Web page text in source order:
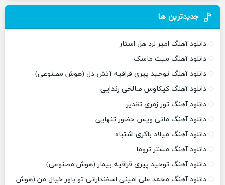
جدیدترین ها
دانلود آهنگ امیر لرد هل استار
دانلود آهنگ میث ماسک
دانلود آهنگ توحید پیری قراقیه آتش دل (هوش مصنوعی)
دانلود آهنگ کیکاوس صالحی زندایی
دانلود آهنگ تور زمری تقدیر
دانلود آهنگ مانی ویس حضور تنهایی
دانلود آهنگ میلاد باکری اشتباه
دانلود آهنگ مستر تروما
دانلود آهنگ توحید پیری قراقیه بیمار (هوش مصنوعی)
دانلود آهنگ محمد علی امینی اسفندارانی تو باور خیال من (هوش